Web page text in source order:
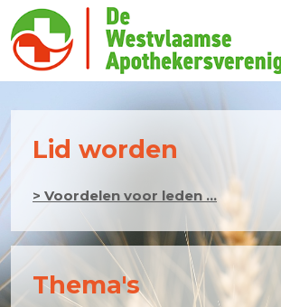
Lid worden
> Voordelen voor leden ...
Thema's